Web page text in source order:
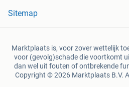
Sitemap
Marktplaats is, voor zover wettelijk
voor (gevolg)schade die voortkomt
dan wel uit fouten of ontbrekende
Copyright © 2026 Marktplaats B.V.